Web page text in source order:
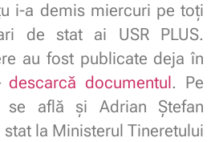
i-a demis miercuri pe toți
de stat ai USR PLUS.
au fost publicate deja în
descarcă documentul. Pe
se află și Adrian Ștefan
la Ministerul Tineretului